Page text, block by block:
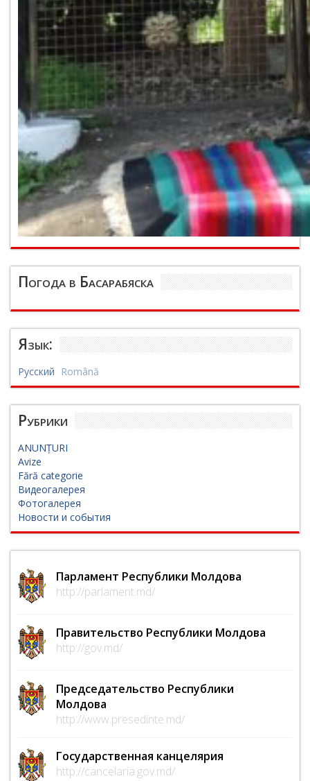
Погода в Басарабяска
Язык:
Русский Română
Рубрики
ANUNȚURI
Avize
Fără categorie
Видеогалерея
Фотогалерея
Новости и события
Парламент Республики Молдова
http://parlament.md/
Правительство Республики Молдова
http://gov.md/
Председательство Республики
Молдова
http://www.presedinte.md/
Государственная канцелярия
http://cancelaria.gov.md/